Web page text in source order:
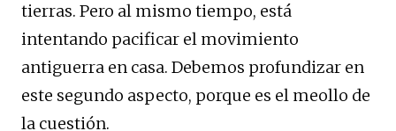
tierras. Pero al mismo tiempo, está
intentando pacificar el movimiento
antiguerra en casa. Debemos profundizar en
este segundo aspecto, porque es el meollo de
la cuestión.